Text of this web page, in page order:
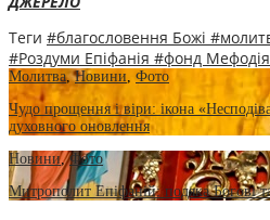
Теги #благословення Божі
#Роздуми Епіфанія #фонд Мефодія
Молитва,Новини Фото
Чудо прощення і віри: ікона
духовного оновлення
Новини,Фото
Митрополит Епіфаній: подяка Богові